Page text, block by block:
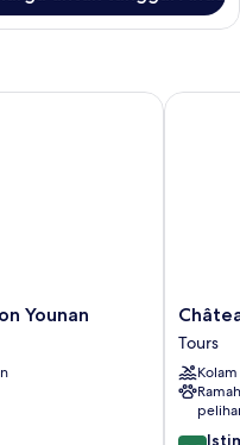
Younan
Château
Belmont
Tours
by
The
Crest
Tours
9.0